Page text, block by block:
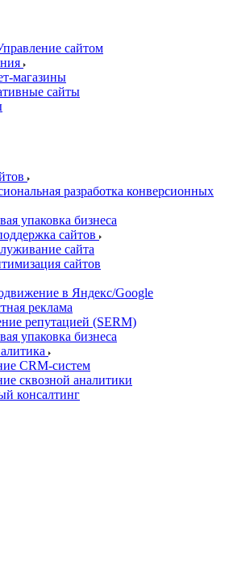
сайтом
магазины
сайты
разработка конверсионных
упаковка бизнеса
сайтов
сайта
сайтов
в Яндекс/Google
реклама
репутацией (SERM)
упаковка бизнеса
CRM-систем
сквозной аналитики
консалтинг